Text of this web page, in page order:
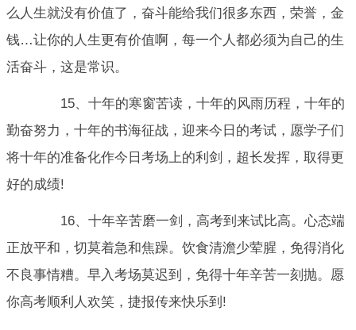
么人生就没有价值了，奋斗能给我们很多东西，荣誉，金
钱…让你的人生更有价值啊，每一个人都必须为自己的生
活奋斗，这是常识。
15、十年的寒窗苦读，十年的风雨历程，十年的
勤奋努力，十年的书海征战，迎来今日的考试，愿学子们
将十年的准备化作今日考场上的利剑，超长发挥，取得更
好的成绩!
16、十年辛苦磨一剑，高考到来试比高。心态端
正放平和，切莫着急和焦躁。饮食清澹少荤腥，免得消化
不良事情糟。早入考场莫迟到，免得十年辛苦一刻抛。愿
你高考顺利人欢笑，捷报传来快乐到!